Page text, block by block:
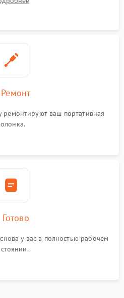
ваш портативная
Готово
у вас в полностью рабочем